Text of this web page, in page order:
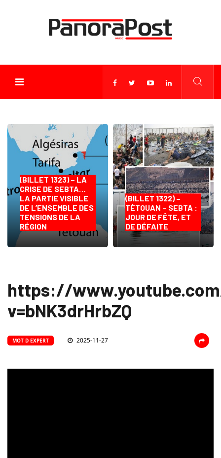
(BILLET 1323) – LA
CRISE DE SEBTA…
LA PARTIE VISIBLE
DE L’ENSEMBLE DES
TENSIONS DE LA
RÉGION
(BILLET 1322) –
TÉTOUAN – SEBTA :
JOUR DE FÊTE, ET
DE DÉFAITE
https://
v=bNK3drHrbZQ
MOT D EXPERT 2025-11-27